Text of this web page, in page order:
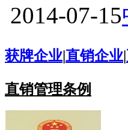
2014-07-15
获牌企业|直销企业|
直销管理条例